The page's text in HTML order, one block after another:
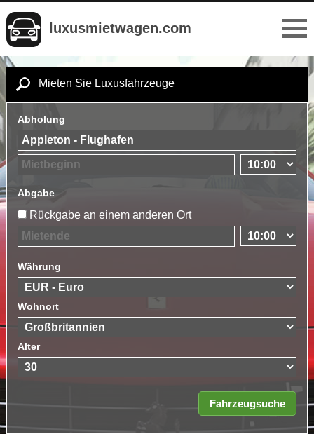
luxusmietwagen.com
Mieten Sie Luxusfahrzeuge
Abholung
Abgabe
Rückgabe an einem anderen Ort
Währung
Wohnort
Alter